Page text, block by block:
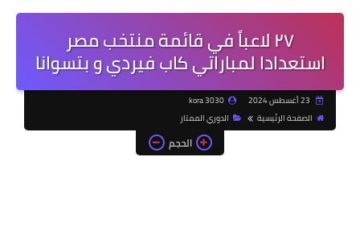
٢٧ لاعباً في قائمة منتخب مصر
استعدادا لمباراتي كاب فيردي و بتسوانا
kora 3030
الصفحة الرئيسية
الدوري الممتاز
الحجم